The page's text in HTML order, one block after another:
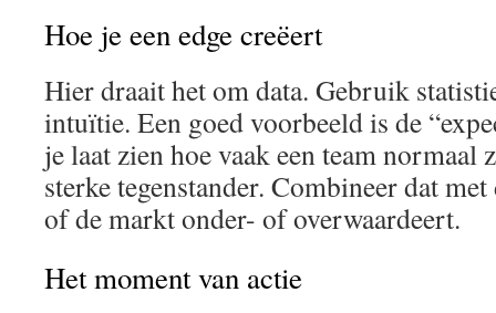
Hoe je een edge creëert
Hier draait het om data. Gebruik
intuïtie. Een goed voorbeeld is de
je laat zien hoe vaak een team normaal
sterke tegenstander. Combineer dat
of de markt onder- of overwaardeert.
Het moment van actie